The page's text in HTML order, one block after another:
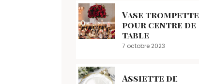
Vase trompette
pour centre de
table
7 octobre 2023
Assiette de